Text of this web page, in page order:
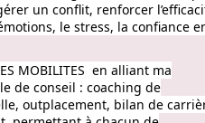
un conflit, renforcer
le stress, la confiance
MOBILITES en alliant ma
de conseil : coaching de
outplacement, bilan de